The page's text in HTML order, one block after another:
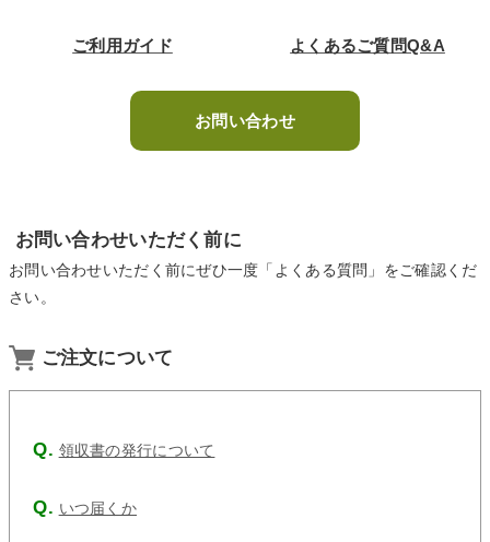
ご利用ガイド よくあるご質問Q&A
お問い合わせ
お問い合わせいただく前に
お問い合わせいただく前にぜひ一度「よくある質問」をご確認くだ
さい。
ご注文について
領収書の発行について
いつ届くか